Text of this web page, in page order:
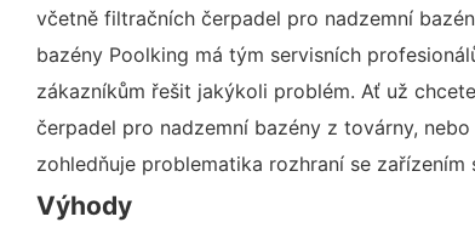
včetně filtračních čerpadel pro nadzemní
bazény Poolking má tým servisních
zákazníkům řešit jakýkoli problém. Ať už
čerpadel pro nadzemní bazény z továrny,
zohledňuje problematika rozhraní se
Výhody